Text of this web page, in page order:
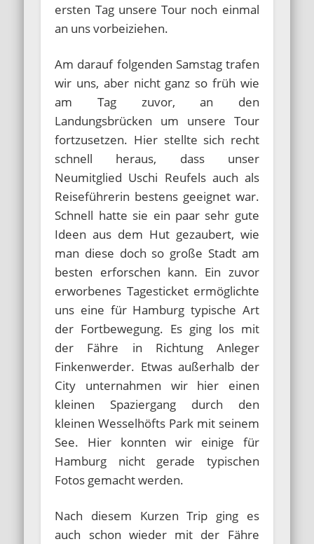
ersten Tag unsere Tour noch einmal
an uns vorbeiziehen.
Am darauf folgenden Samstag trafen
wir uns, aber nicht ganz so früh wie
am Tag zuvor, an den
Landungsbrücken um unsere Tour
fortzusetzen. Hier stellte sich recht
schnell heraus, dass unser
Neumitglied Uschi Reufels auch als
Reiseführerin bestens geeignet war.
Schnell hatte sie ein paar sehr gute
Ideen aus dem Hut gezaubert, wie
man diese doch so große Stadt am
besten erforschen kann. Ein zuvor
erworbenes Tagesticket ermöglichte
uns eine für Hamburg typische Art
der Fortbewegung. Es ging los mit
der Fähre in Richtung Anleger
Finkenwerder. Etwas außerhalb der
City unternahmen wir hier einen
kleinen Spaziergang durch den
kleinen Wesselhöfts Park mit seinem
See. Hier konnten wir einige für
Hamburg nicht gerade typischen
Fotos gemacht werden.
Nach diesem Kurzen Trip ging es
auch schon wieder mit der Fähre